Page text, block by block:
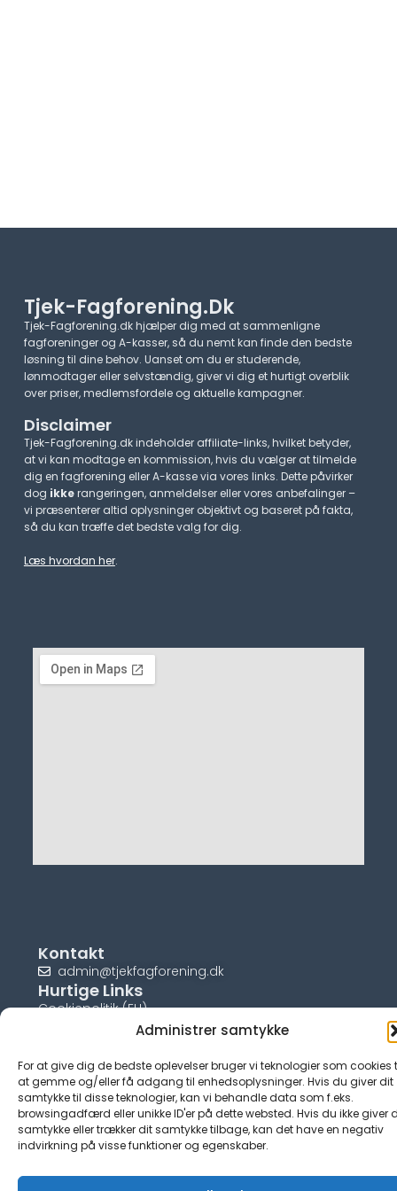
Administrer samtykke
For at give dig de bedste oplevelser bruger vi teknologier som cookies
at gemme og/eller få adgang til enhedsoplysninger. Hvis du giver dit
samtykke til disse teknologier, kan vi behandle data som f.eks.
browsingadfærd eller unikke ID'er på dette websted. Hvis du ikke giver
samtykke eller trækker dit samtykke tilbage, kan det have en negativ
indvirkning på visse funktioner og egenskaber.
Tjek-Fagforening.dk
Tjek-Fagforening.dk hjælper dig med at sammenligne
fagforeninger og A-kasser, så du nemt kan finde den bedste
løsning til dine behov. Uanset om du er studerende,
lønmodtager eller selvstændig, giver vi dig et hurtigt overblik
over priser, medlemsfordele og aktuelle kampagner.​
Disclaimer
Tjek-Fagforening.dk indeholder affiliate-links, hvilket betyder,
at vi kan modtage en kommission, hvis du vælger at tilmelde
dig en fagforening eller A-kasse via vores links. Dette påvirker
dog ikkerangeringen, anmeldelser eller vores anbefalinger –
vi præsenterer altid oplysninger objektivt og baseret på fakta,
så du kan træffe det bedste valg for dig.
Læs hvordan her.
Kontakt
admin@tjekfagforening.dk
Hurtige Links
Cookiepolitik (EU)
© tjek-fagforening.dk